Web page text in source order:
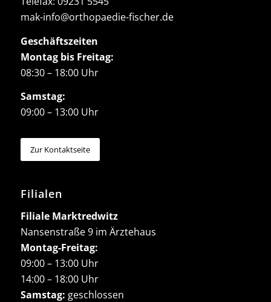
mak-info@orthopaedie-fischer.de
Geschäftszeiten
Montag bis Freitag:
08:30 – 18:00 Uhr
Samstag:
09:00 – 13:00 Uhr
Zur Kontaktseite
Filialen
Filiale Marktredwitz
Nansenstraße 9 im Ärztehaus
Montag-Freitag:
09:00 – 13:00 Uhr
14:00 – 18:00 Uhr
Samstag: geschlossen